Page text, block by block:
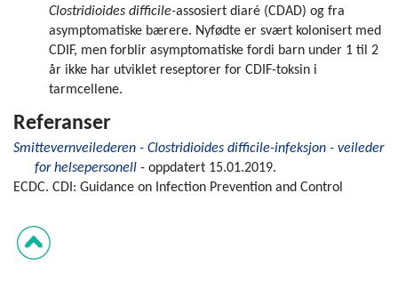
Clostridioides difficile-assosiert diaré (CDAD) og fra
asymptomatiske bærere. Nyfødte er svært kolonisert med
CDIF, men forblir asymptomatiske fordi barn under 1 til 2
år ikke har utviklet reseptorer for CDIF-toksin i
tarmcellene.
Referanser
Smittevernveilederen - Clostridioides difficile-infeksjon - veileder
for helsepersonell - oppdatert 15.01.2019.
ECDC. CDI: Guidance on Infection Prevention and Control